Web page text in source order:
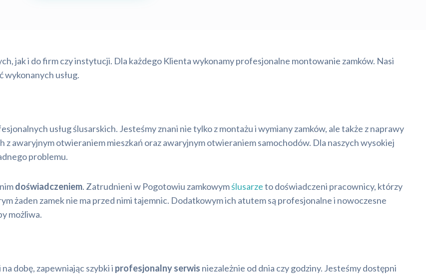
jak i do firm czy instytucji. Dla każdego Klienta wykonamy profesjonalne montowanie zamków. Nasi
wykonanych usług.
usług ślusarskich. Jesteśmy znani nie tylko z montażu i wymiany zamków, ale także z naprawy
z awaryjnym otwieraniem mieszkań oraz awaryjnym otwieraniem samochodów. Dla naszych wysokiej
problemu.
doświadczeniem. Zatrudnieni w Pogotowiu zamkowymślusarzeto doświadczeni pracownicy, którzy
żaden zamek nie ma przed nimi tajemnic. Dodatkowym ich atutem są profesjonalne i nowoczesne
możliwa.
dobę, zapewniając szybki i profesjonalny serwis niezależnie od dnia czy godziny. Jesteśmy dostępni